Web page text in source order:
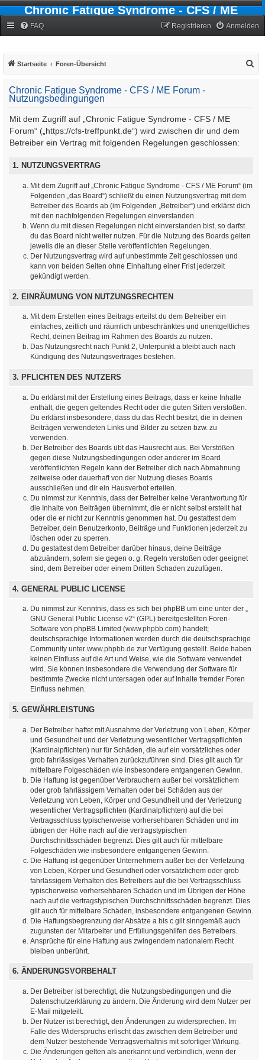
Chronic Fatigue Syndrome - CFS / ME
FAQ Anmelden
Registrieren
Startseite Foren-Übersicht
Chronic Fatigue Syndrome - CFS / ME Forum -
Nutzungsbedingungen
Mit dem Zugriff auf „Chronic Fatigue Syndrome - CFS / ME
Forum“ („https://cfs-treffpunkt.de“) wird zwischen dir und dem
Betreiber ein Vertrag mit folgenden Regelungen geschlossen:
1. NUTZUNGSVERTRAG
Mit dem Zugriff auf „Chronic Fatigue Syndrome - CFS / ME Forum“ (im
Folgenden „das Board“) schließt du einen Nutzungsvertrag mit dem
Betreiber des Boards ab (im Folgenden „Betreiber“) und erklärst dich
mit den nachfolgenden Regelungen einverstanden.
Wenn du mit diesen Regelungen nicht einverstanden bist, so darfst
du das Board nicht weiter nutzen. Für die Nutzung des Boards gelten
jeweils die an dieser Stelle veröffentlichten Regelungen.
Der Nutzungsvertrag wird auf unbestimmte Zeit geschlossen und
kann von beiden Seiten ohne Einhaltung einer Frist jederzeit
gekündigt werden.
2. EINRÄUMUNG VON NUTZUNGSRECHTEN
Mit dem Erstellen eines Beitrags erteilst du dem Betreiber ein
einfaches, zeitlich und räumlich unbeschränktes und unentgeltliches
Recht, deinen Beitrag im Rahmen des Boards zu nutzen.
Das Nutzungsrecht nach Punkt 2, Unterpunkt a bleibt auch nach
Kündigung des Nutzungsvertrages bestehen.
3. PFLICHTEN DES NUTZERS
Du erklärst mit der Erstellung eines Beitrags, dass er keine Inhalte
enthält, die gegen geltendes Recht oder die guten Sitten verstoßen.
Du erklärst insbesondere, dass du das Recht besitzt, die in deinen
Beiträgen verwendeten Links und Bilder zu setzen bzw. zu
verwenden.
Der Betreiber des Boards übt das Hausrecht aus. Bei Verstößen
gegen diese Nutzungsbedingungen oder anderer im Board
veröffentlichten Regeln kann der Betreiber dich nach Abmahnung
zeitweise oder dauerhaft von der Nutzung dieses Boards
ausschließen und dir ein Hausverbot erteilen.
Du nimmst zur Kenntnis, dass der Betreiber keine Verantwortung für
die Inhalte von Beiträgen übernimmt, die er nicht selbst erstellt hat
oder die er nicht zur Kenntnis genommen hat. Du gestattest dem
Betreiber, dein Benutzerkonto, Beiträge und Funktionen jederzeit zu
löschen oder zu sperren.
Du gestattest dem Betreiber darüber hinaus, deine Beiträge
abzuändern, sofern sie gegen o. g. Regeln verstoßen oder geeignet
sind, dem Betreiber oder einem Dritten Schaden zuzufügen.
4. GENERAL PUBLIC LICENSE
Du nimmst zur Kenntnis, dass es sich bei phpBB um eine unter der „
GNU General Public License v2“ (GPL) bereitgestellten Foren-
Software von phpBB Limited (www.phpbb.com) handelt;
deutschsprachige Informationen werden durch die deutschsprachige
Community unter www.phpbb.de zur Verfügung gestellt. Beide haben
keinen Einfluss auf die Art und Weise, wie die Software verwendet
wird. Sie können insbesondere die Verwendung der Software für
bestimmte Zwecke nicht untersagen oder auf Inhalte fremder Foren
Einfluss nehmen.
5. GEWÄHRLEISTUNG
Der Betreiber haftet mit Ausnahme der Verletzung von Leben, Körper
und Gesundheit und der Verletzung wesentlicher Vertragspflichten
(Kardinalpflichten) nur für Schäden, die auf ein vorsätzliches oder
grob fahrlässiges Verhalten zurückzuführen sind. Dies gilt auch für
mittelbare Folgeschäden wie insbesondere entgangenen Gewinn.
Die Haftung ist gegenüber Verbrauchern außer bei vorsätzlichem
oder grob fahrlässigem Verhalten oder bei Schäden aus der
Verletzung von Leben, Körper und Gesundheit und der Verletzung
wesentlicher Vertragspflichten (Kardinalpflichten) auf die bei
Vertragsschluss typischerweise vorhersehbaren Schäden und im
übrigen der Höhe nach auf die vertragstypischen
Durchschnittsschäden begrenzt. Dies gilt auch für mittelbare
Folgeschäden wie insbesondere entgangenen Gewinn.
Die Haftung ist gegenüber Unternehmern außer bei der Verletzung
von Leben, Körper und Gesundheit oder vorsätzlichem oder grob
fahrlässigem Verhalten des Betreibers auf die bei Vertragsschluss
typischerweise vorhersehbaren Schäden und im Übrigen der Höhe
nach auf die vertragstypischen Durchschnittsschäden begrenzt. Dies
gilt auch für mittelbare Schäden, insbesondere entgangenen Gewinn.
Die Haftungsbegrenzung der Absätze a bis c gilt sinngemäß auch
zugunsten der Mitarbeiter und Erfüllungsgehilfen des Betreibers.
Ansprüche für eine Haftung aus zwingendem nationalem Recht
bleiben unberührt.
6. ÄNDERUNGSVORBEHALT
Der Betreiber ist berechtigt, die Nutzungsbedingungen und die
Datenschutzerklärung zu ändern. Die Änderung wird dem Nutzer per
E-Mail mitgeteilt.
Der Nutzer ist berechtigt, den Änderungen zu widersprechen. Im
Falle des Widerspruchs erlischt das zwischen dem Betreiber und
dem Nutzer bestehende Vertragsverhältnis mit sofortiger Wirkung.
Die Änderungen gelten als anerkannt und verbindlich, wenn der